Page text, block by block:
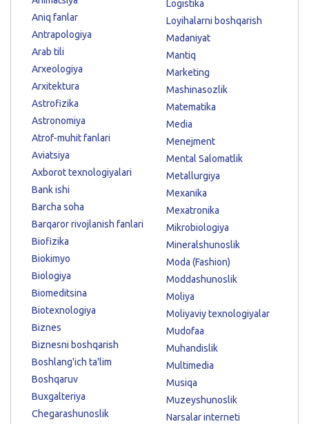
Aniq fanlar
Antrapologiya
Arab tili
Arxeologiya
Arxitektura
Astrofizika
Astronomiya
Atrof-muhit fanlari
Aviatsiya
Axborot texnologiyalari
Bank ishi
Barcha soha
Barqaror rivojlanish fanlari
Biofizika
Biokimyo
Biologiya
Biomeditsina
Biotexnologiya
Biznes
Biznesni boshqarish
Boshlang'ich ta'lim
Boshqaruv
Buxgalteriya
Chegarashunoslik
Logistika
Loyihalarni boshqarish
Madaniyat
Mantiq
Marketing
Mashinasozlik
Matematika
Media
Menejment
Mental Salomatlik
Metallurgiya
Mexanika
Mexatronika
Mikrobiologiya
Mineralshunoslik
Moda (Fashion)
Moddashunoslik
Moliya
Moliyaviy texnologiyalar
Mudofaa
Muhandislik
Multimedia
Musiqa
Muzeyshunoslik
Narsalar interneti